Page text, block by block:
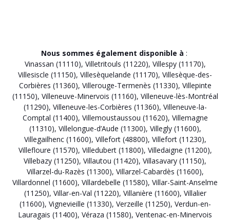
Nous sommes également disponible à :
Vinassan (11110), Villetritouls (11220), Villespy (11170),
Villesiscle (11150), Villesèquelande (11170), Villesèque-des-
Corbières (11360), Villerouge-Termenès (11330), Villepinte
(11150), Villeneuve-Minervois (11160), Villeneuve-lès-Montréal
(11290), Villeneuve-les-Corbières (11360), Villeneuve-la-
Comptal (11400), Villemoustaussou (11620), Villemagne
(11310), Villelongue-d’Aude (11300), Villegly (11600),
Villegailhenc (11600), Villefort (48800), Villefort (11230),
Villefloure (11570), Villedubert (11800), Villedaigne (11200),
Villebazy (11250), Villautou (11420), Villasavary (11150),
Villarzel-du-Razès (11300), Villarzel-Cabardès (11600),
Villardonnel (11600), Villardebelle (11580), Villar-Saint-Anselme
(11250), Villar-en-Val (11220), Villanière (11600), Villalier
(11600), Vignevieille (11330), Verzeille (11250), Verdun-en-
Lauragais (11400), Véraza (11580), Ventenac-en-Minervois